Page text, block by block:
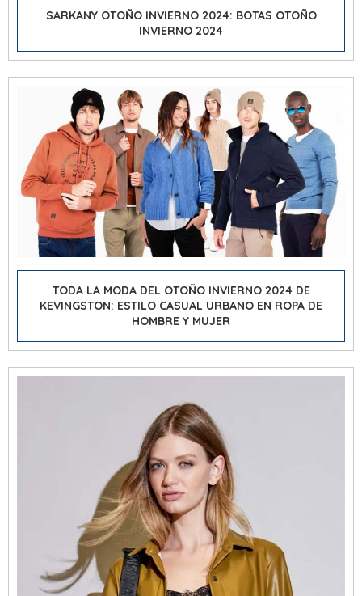
SARKANY OTOÑO INVIERNO 2024: BOTAS OTOÑO
INVIERNO 2024
TODA LA MODA DEL OTOÑO INVIERNO 2024 DE
KEVINGSTON: ESTILO CASUAL URBANO EN ROPA DE
HOMBRE Y MUJER